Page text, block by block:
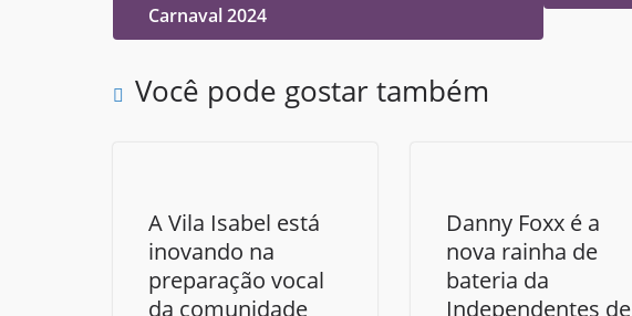
Carnaval 2024
Você pode gostar também
A Vila Isabel está
inovando na
preparação vocal
da comunidade
Danny Foxx é a
nova rainha de
bateria da
Independentes de